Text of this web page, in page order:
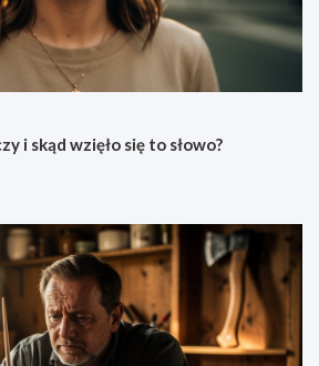
i skąd wzięło się to słowo?